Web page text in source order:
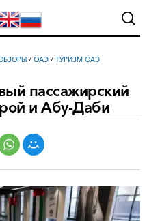
/ ОАЭ / ТУРИЗМ ОАЭ
пассажирский
и Абу-Даби